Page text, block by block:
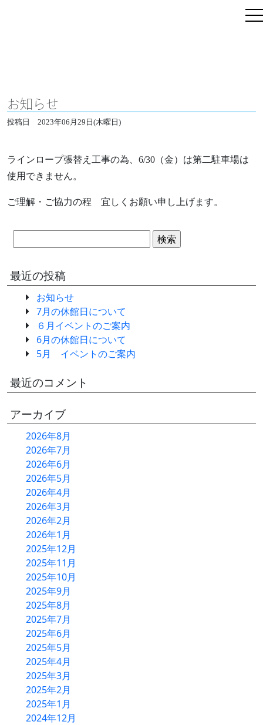
HOME
農産物直売所
バーベキュー
物産コーナー
軽食コーナー
別館ふるさとハウス
ベーカリー＆カフェ
お知らせ
投稿日 2023年06月29日(木曜日)
ラインロープ張替え工事の為、6/30（金）は第二駐車場は
使用できません。
ご理解・ご協力の程 宜しくお願い申し上げます。
最近の投稿
お知らせ
7月の休館日について
６月イベントのご案内
6月の休館日について
5月 イベントのご案内
最近のコメント
アーカイブ
2026年8月
2026年7月
2026年6月
2026年5月
2026年4月
2026年3月
2026年2月
2026年1月
2025年12月
2025年11月
2025年10月
2025年9月
2025年8月
2025年7月
2025年6月
2025年5月
2025年4月
2025年3月
2025年2月
2025年1月
2024年12月